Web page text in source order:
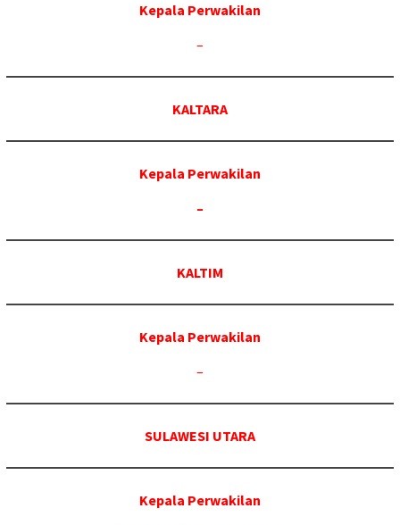
Kepala Perwakilan
–
KALTARA
Kepala Perwakilan
–
KALTIM
Kepala Perwakilan
–
SULAWESI UTARA
Kepala Perwakilan